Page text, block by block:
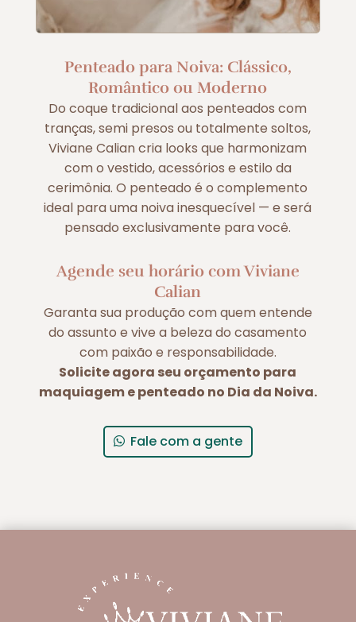
Penteado para Noiva: Clássico,
Romântico ou Moderno
Do coque tradicional aos penteados com
tranças, semi presos ou totalmente soltos,
Viviane Calian cria looks que harmonizam
com o vestido, acessórios e estilo da
cerimônia. O penteado é o complemento
ideal para uma noiva inesquecível — e será
pensado exclusivamente para você.
Agende seu horário com Viviane
Calian
Garanta sua produção com quem entende
do assunto e vive a beleza do casamento
com paixão e responsabilidade.
Solicite agora seu orçamento para
maquiagem e penteado no Dia da Noiva.
Fale com a gente